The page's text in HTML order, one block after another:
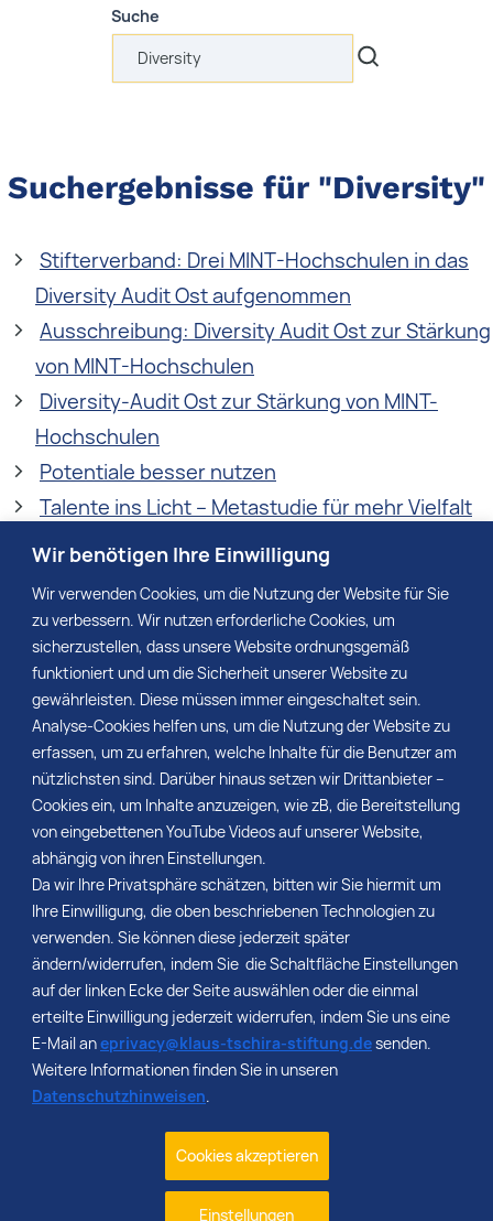
Wir benötigen Ihre Einwilligung
Wir verwenden Cookies, um die Nutzung der Website für Sie
zu verbessern. Wir nutzen erforderliche Cookies, um
sicherzustellen, dass unsere Website ordnungsgemäß
funktioniert und um die Sicherheit unserer Website zu
gewährleisten. Diese müssen immer eingeschaltet sein.
Analyse-Cookies helfen uns, um die Nutzung der Website zu
erfassen, um zu erfahren, welche Inhalte für die Benutzer am
nützlichsten sind. Darüber hinaus setzen wir Drittanbieter –
Cookies ein, um Inhalte anzuzeigen, wie zB, die Bereitstellung
von eingebettenen YouTube Videos auf unserer Website,
abhängig von ihren Einstellungen.
Da wir Ihre Privatsphäre schätzen, bitten wir Sie hiermit um
Ihre Einwilligung, die oben beschriebenen Technologien zu
verwenden. Sie können diese jederzeit später
ändern/widerrufen, indem Sie die Schaltfläche Einstellungen
auf der linken Ecke der Seite auswählen oder die einmal
erteilte Einwilligung jederzeit widerrufen, indem Sie uns eine
E-Mail aneprivacy@klaus-tschira-stiftung.desenden.
Weitere Informationen finden Sie in unseren
Datenschutzhinweisen.
Einstellungen
Cookies akzeptieren
Suche
Suchergebnisse für "Diversity"
Stifterverband: Drei MINT-Hochschulen in das
Diversity Audit Ost aufgenommen
Ausschreibung: Diversity Audit Ost zur Stärkung
von MINT-Hochschulen
Diversity-Audit Ost zur Stärkung von MINT-
Hochschulen
Potentiale besser nutzen
Talente ins Licht – Metastudie für mehr Vielfalt
Europäische Forschung: Wie Biodiversität im
Klaus-Tschira-Medaille geht an Prof. Barbara
Schwarze
„Schlau miteinander in die Zukunft“ erhält das
KIMI-Siegel für Vielfalt
Schloss-Wolfsbrunnenweg 33
Kontakt
Stellenangebote
Impressum
Datenschutz
Barrierefreiheit